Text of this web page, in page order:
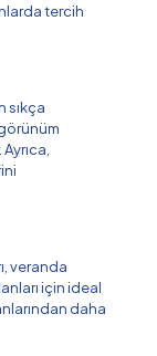
tercih
sıkça
veranda
için ideal
daha